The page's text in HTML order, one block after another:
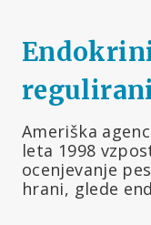
Ameriška
leta 1998
ocenjevanje
hrani, glede